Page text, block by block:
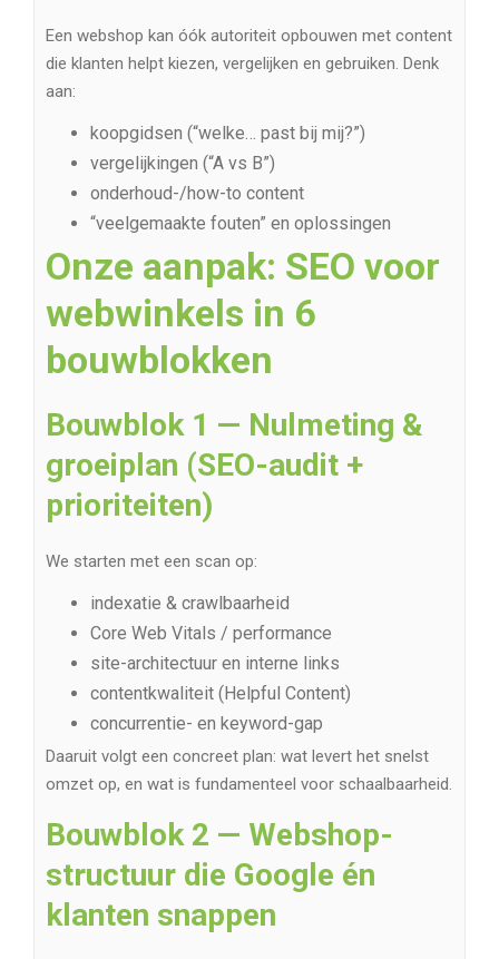
Een webshop kan óók autoriteit opbouwen met content
die klanten helpt kiezen, vergelijken en gebruiken. Denk
aan:
koopgidsen (“welke… past bij mij?”)
vergelijkingen (“A vs B”)
onderhoud-/how-to content
“veelgemaakte fouten” en oplossingen
Onze aanpak: SEO voor
webwinkels in 6
bouwblokken
Bouwblok 1 — Nulmeting &
groeiplan (SEO-audit +
prioriteiten)
We starten met een scan op:
indexatie & crawlbaarheid
Core Web Vitals / performance
site-architectuur en interne links
contentkwaliteit (Helpful Content)
concurrentie- en keyword-gap
Daaruit volgt een concreet plan: wat levert het snelst
omzet op, en wat is fundamenteel voor schaalbaarheid.
Bouwblok 2 — Webshop-
structuur die Google én
klanten snappen